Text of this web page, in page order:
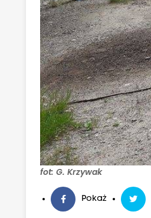
fot: G. Krzywak
Pokaż